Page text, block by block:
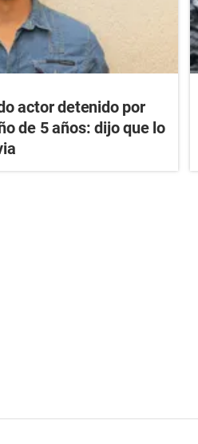
actor detenido por
de 5 años: dijo que lo